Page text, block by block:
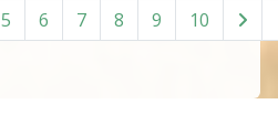
5 6 7 8 9 10